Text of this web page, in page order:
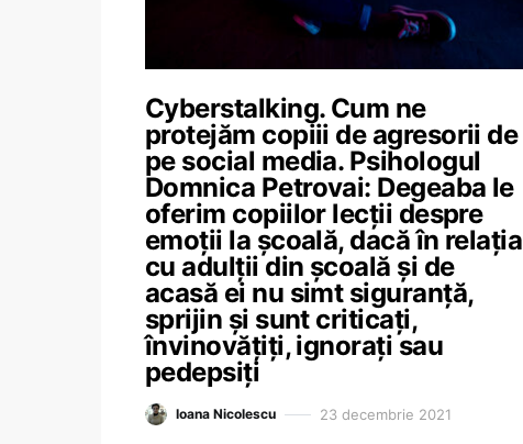
Cyberstalking. Cum ne
protejăm copiii de agresorii de
pe social media. Psihologul
Domnica Petrovai: Degeaba le
oferim copiilor lecții despre
emoții la școală, dacă în relația
cu adulții din școală și de
acasă ei nu simt siguranță,
sprijin și sunt criticați,
învinovățiți, ignorați sau
pedepsiți
Ioana Nicolescu 23 decembrie 2021